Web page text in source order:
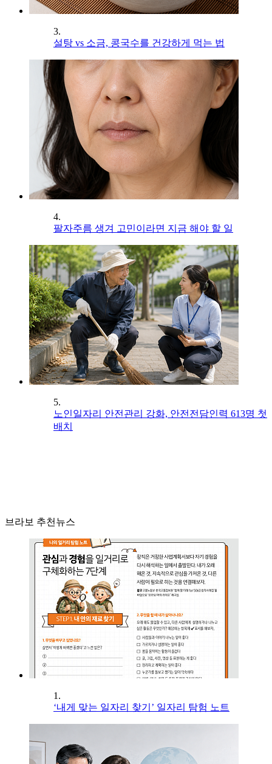
3.
설탕 vs 소금, 콩국수를 건강하게 먹는 법
4.
팔자주름 생겨 고민이라면 지금 해야 할 일
5.
노인일자리 안전관리 강화, 안전전담인력 613명 첫
배치
브라보 추천뉴스
1.
‘내게 맞는 일자리 찾기’ 일자리 탐험 노트